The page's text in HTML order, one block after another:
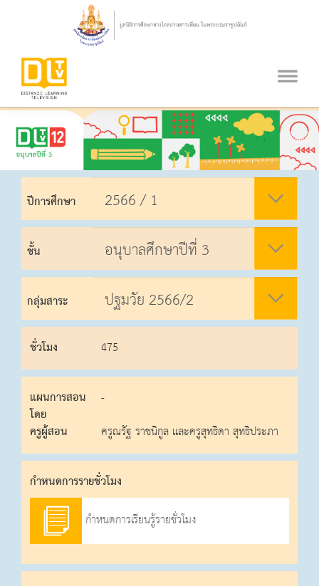
ปีการศึกษา
ชั้น
กลุ่มสาระ
ชั่วโมง 475
แผนการสอน
โดย
-
ครูผู้สอน
ครูณรัฐ ราชนิกูล และครูสุทธิดา สุทธิประภา
กําหนดการรายชั่วโมง
กำหนดการเรียนรู้รายชั่วโมง